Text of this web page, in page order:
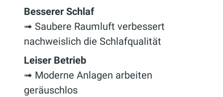
Besserer Schlaf
➟ Saubere Raumluft verbessert
nachweislich die Schlafqualität
Leiser Betrieb
➟ Moderne Anlagen arbeiten
geräuschlos